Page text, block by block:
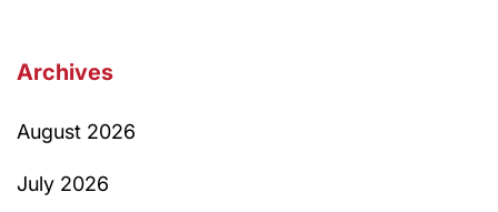
Archives
August 2026
July 2026